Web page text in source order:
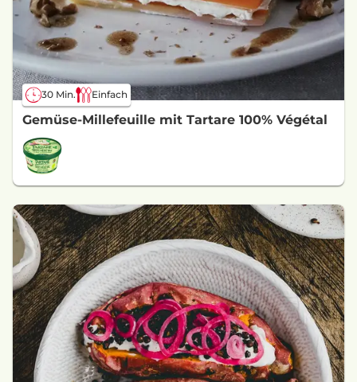
30 Min. Einfach
Gemüse-Millefeuille mit Tartare 100% Végétal